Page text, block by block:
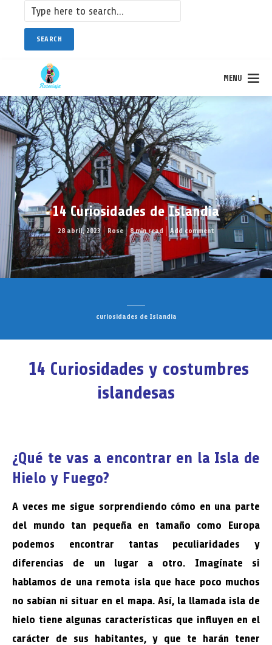
SEARCH
MENU
curiosidades de Islandia
14 Curiosidades de Islandia
28 abril, 2023 Rose 8 min read Add comment
14 Curiosidades y costumbres
islandesas
¿Qué te vas a encontrar en la Isla de
Hielo y Fuego?
A veces me sigue sorprendiendo cómo en una parte
del mundo tan pequeña en tamaño como Europa
podemos encontrar tantas peculiaridades y
diferencias de un lugar a otro. Imagínate si
hablamos de una remota isla que hace poco muchos
no sabían ni situar en el mapa. Así, la llamada isla de
hielo tiene algunas características que influyen en el
carácter de sus habitantes, y que te harán tener